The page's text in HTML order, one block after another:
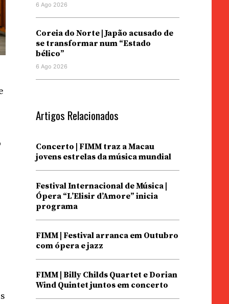
6 Ago 2026
Coreia do Norte | Japão acusado de
se transformar num “Estado
bélico”
6 Ago 2026
Artigos Relacionados
Concerto | FIMM traz a Macau
jovens estrelas da música mundial
Festival Internacional de Música |
Ópera “L’Elisir d’Amore” inicia
programa
FIMM | Festival arranca em Outubro
com ópera e jazz
FIMM | Billy Childs Quartet e Dorian
Wind Quintet juntos em concerto